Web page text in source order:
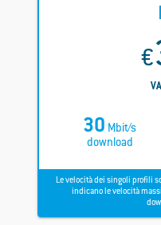
€
30 Mbit/s
download
Le velocità dei singoli profili
indicano le velocità